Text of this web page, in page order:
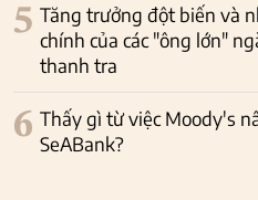
5 Tăng trưởng đột biến và
chính của các "ông lớn"
thanh tra
6 Thấy gì từ việc Moody's
SeABank?